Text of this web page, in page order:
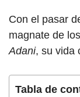
Con el pasar
magnate de
Adani, su vida
Tabla de